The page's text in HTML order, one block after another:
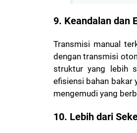
9. Keandalan dan
Transmisi manual
dengan transmisi
struktur yang lebih
efisiensi bahan bakar
mengemudi yang
10. Lebih dari